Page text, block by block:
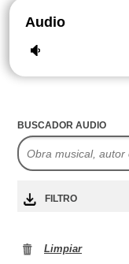
Área personal
Audio
BUSCADOR AUDIO
FILTRO
Limpiar